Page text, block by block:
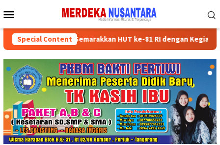
to
Menu
Special Content
Partai Semarakkan HUT ke-81 RI dengan Kegiatan Sosial